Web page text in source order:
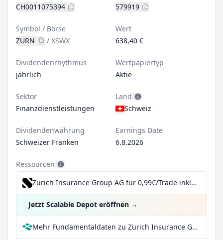
CH0011075394
579919
Symbol / Börse
ZURN
/ XSWX
Wert
638,40 €
Dividendenrhythmus
jährlich
Wertpapiertyp
Aktie
Sektor
Finanzdienstleistungen
Land
Schweiz
Dividendenwährung
Schweizer Franken
Earnings Date
6.8.2026
Ressourcen
Zurich Insurance Group AG für 0,99€/Trade inkl. Dividend Reinvestment Plan
Jetzt Scalable Depot eröffnen →
Mehr Fundamentaldaten zu Zurich Insurance Group AG bei Parqet